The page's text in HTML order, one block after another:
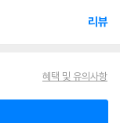
리뷰
혜택 및 유의사항